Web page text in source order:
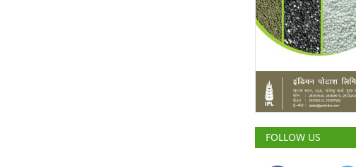
FOLLOW US